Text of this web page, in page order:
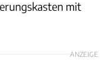
mit
ANZEIGE